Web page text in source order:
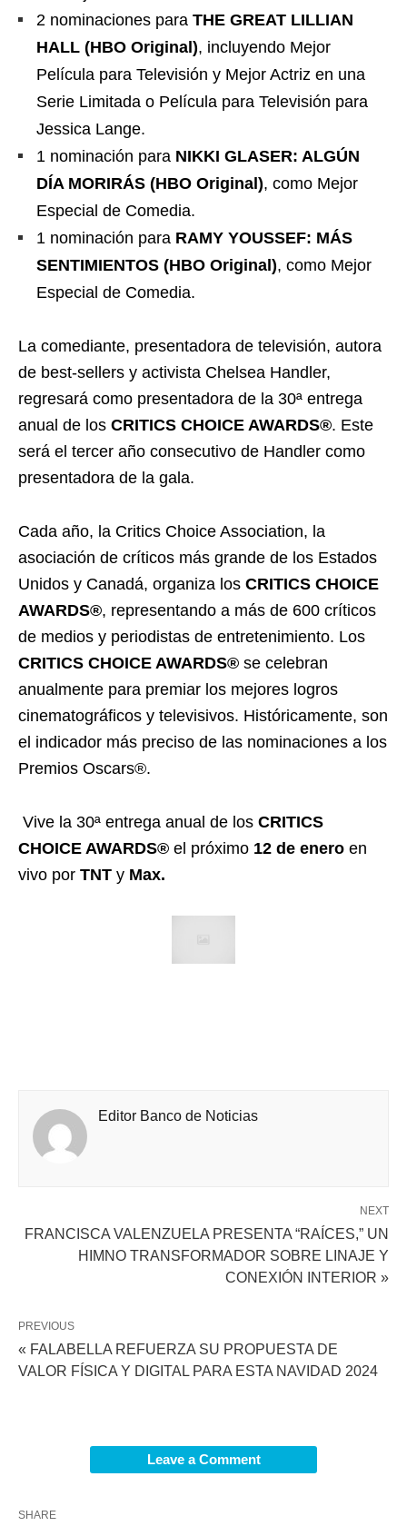
2 nominaciones para THE GREAT LILLIAN
HALL (HBO Original), incluyendo Mejor
Película para Televisión y Mejor Actriz en una
Serie Limitada o Película para Televisión para
Jessica Lange.
1 nominación para NIKKI GLASER: ALGÚN
DÍA MORIRÁS (HBO Original), como Mejor
Especial de Comedia.
1 nominación para RAMY YOUSSEF: MÁS
SENTIMIENTOS (HBO Original), como Mejor
Especial de Comedia.
La comediante, presentadora de televisión, autora
de best-sellers y activista Chelsea Handler,
regresará como presentadora de la 30ª entrega
anual de los CRITICS CHOICE AWARDS®. Este
será el tercer año consecutivo de Handler como
presentadora de la gala.
Cada año, la Critics Choice Association, la
asociación de críticos más grande de los Estados
Unidos y Canadá, organiza los CRITICS CHOICE
AWARDS®, representando a más de 600 críticos
de medios y periodistas de entretenimiento. Los
CRITICS CHOICE AWARDS® se celebran
anualmente para premiar los mejores logros
cinematográficos y televisivos. Históricamente, son
el indicador más preciso de las nominaciones a los
Premios Oscars®.
Vive la 30ª entrega anual de los CRITICS
CHOICE AWARDS® el próximo 12 de enero en
vivo por TNT y Max.
Editor Banco de Noticias
NEXT
FRANCISCA VALENZUELA PRESENTA “RAÍCES,” UN
HIMNO TRANSFORMADOR SOBRE LINAJE Y
CONEXIÓN INTERIOR »
PREVIOUS
« FALABELLA REFUERZA SU PROPUESTA DE
VALOR FÍSICA Y DIGITAL PARA ESTA NAVIDAD 2024
Leave a Comment
SHARE